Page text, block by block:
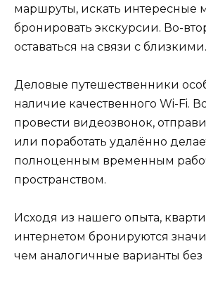
маршруты, искать интересные
бронировать экскурсии. Во-
оставаться на связи с близкими.
Деловые путешественники
наличие качественного Wi-Fi.
провести видеозвонок,
или поработать удалённо
полноценным временным
пространством.
Исходя из нашего опыта,
интернетом бронируются
чем аналогичные варианты без